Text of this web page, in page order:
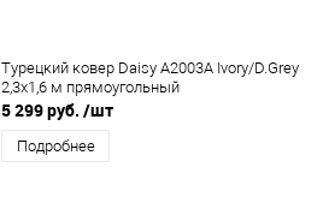
Турецкий ковер Daisy A2003A Ivory/D.Grey
2,3x1,6 м прямоугольный
5 299 руб. /шт
Подробнее